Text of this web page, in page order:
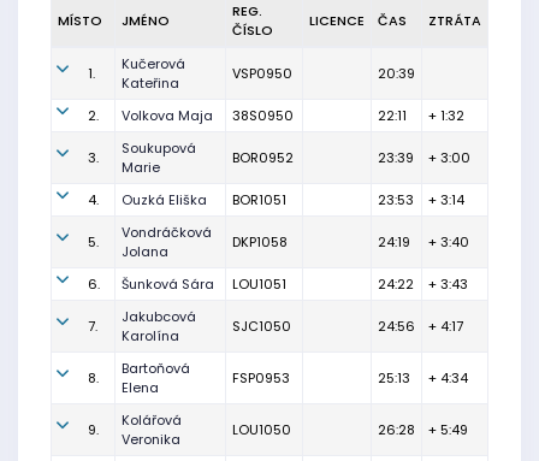
MÍSTO JMÉNO
REG.
ČÍSLO
LICENCE ČAS ZTRÁTA
1.
Kučerová
Kateřina
VSP0950 20:39
2. Volkova Maja 38S0950 22:11 + 1:32
3.
Soukupová
Marie
BOR0952 23:39 + 3:00
4. Ouzká Eliška BOR1051 23:53 + 3:14
5.
Vondráčková
Jolana
DKP1058 24:19 + 3:40
6. Šunková Sára LOU1051 24:22 + 3:43
7.
Jakubcová
Karolína
SJC1050 24:56 + 4:17
8.
Bartoňová
Elena
FSP0953 25:13 + 4:34
9.
Kolářová
Veronika
LOU1050 26:28 + 5:49